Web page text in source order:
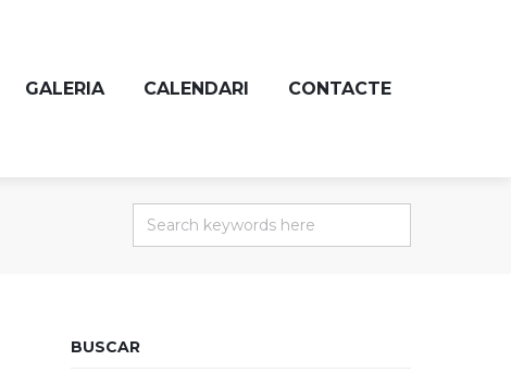
GALERIA CALENDARI CONTACTE
BUSCAR